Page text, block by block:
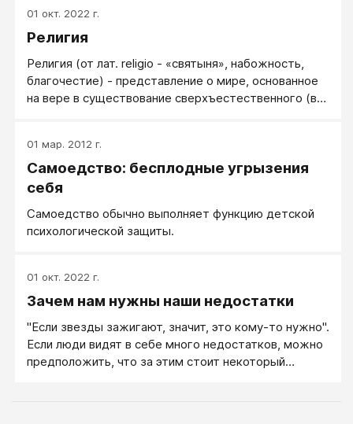
01 окт. 2022 г.
Религия
Религия (от лат. religio - «святыня», набожность,
благочестие) - представление о мире, основанное
на вере в существование сверхъестественного (в
человека. Эта вера - основной признак и элемент
любой религии. Религия включает в себя свод
моральных норм и типов поведения, обрядов,
организации (церковь, религиозную общину).
01 мар. 2012 г.
Самоедство: бесплодные угрызения
себя
Самоедство обычно выполняет функцию детской
психологической защиты.
01 окт. 2022 г.
Зачем нам нужны наши недостатки
"Если звезды зажигают, значит, это кому-то нужно".
Если люди видят в себе много недостатков, можно
предположить, что за этим стоит некоторый